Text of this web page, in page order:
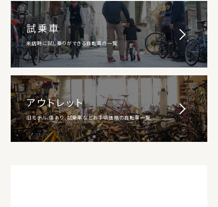
試乗車
来店時に試し乗りができる自転車の一覧
アウトレット
旧モデル、傷あり、試乗車などお手頃価格の自転車一覧